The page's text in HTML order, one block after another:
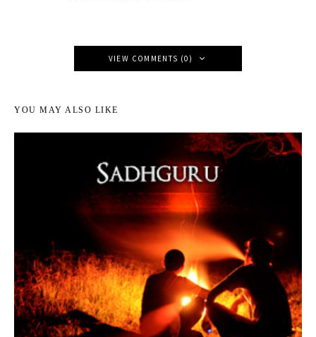
VIEW COMMENTS (0)
YOU MAY ALSO LIKE